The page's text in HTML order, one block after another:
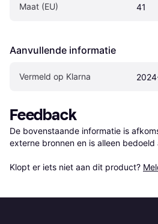
Maat (EU) 41
Aanvullende informatie
Vermeld op Klarna
Feedback
De bovenstaande informatie is
externe bronnen en is alleen bedoeld
Klopt er iets niet aan dit product?